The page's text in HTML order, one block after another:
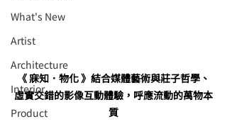
What's New
Artist
Architecture
Interior
⁠⁠Product
《 寐知．物化 》結合媒體藝術與莊子哲學、
虛實交錯的影像互動體驗，呼應流動的萬物本
質